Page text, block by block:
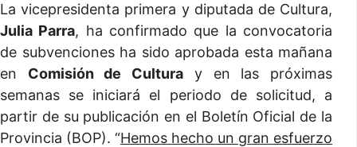
La vicepresidenta primera y diputada de Cultura,
Julia Parra, ha confirmado que la convocatoria
de subvenciones ha sido aprobada esta mañana
en Comisión de Cultura y en las próximas
semanas se iniciará el periodo de solicitud, a
partir de su publicación en el Boletín Oficial de la
Provincia (BOP). “Hemos hecho un gran esfuerzo